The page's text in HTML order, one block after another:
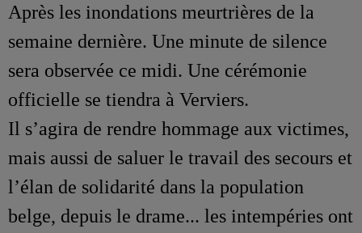
Après les inondations meurtrières de la
semaine dernière. Une minute de silence
sera observée ce midi. Une cérémonie
officielle se tiendra à Verviers.
Il s’agira de rendre hommage aux victimes,
mais aussi de saluer le travail des secours et
l’élan de solidarité dans la population
belge, depuis le drame... les intempéries ont